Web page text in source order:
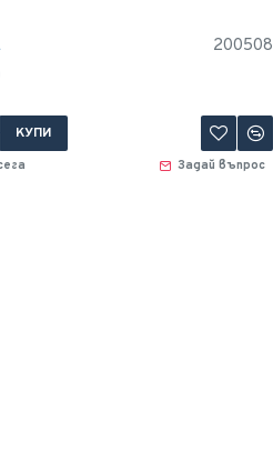
200508
КУПИ
Задай въпрос